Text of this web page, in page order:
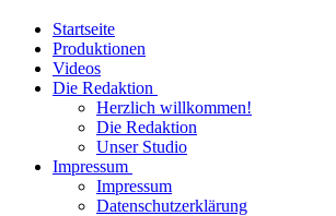
Startseite
Produktionen
Videos
Die Redaktion
Herzlich willkommen!
Die Redaktion
Unser Studio
Impressum
Impressum
Datenschutzerklärung